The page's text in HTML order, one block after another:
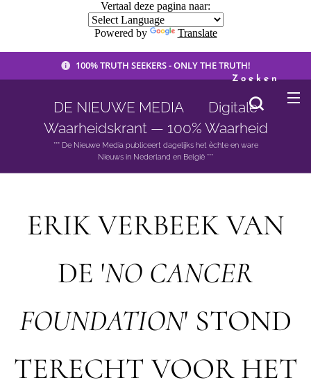
Vertaal deze pagina naar:
Powered by Translate
100% TRUTH SEEKERS - ONLY THE TRUTH!
DE NIEUWE MEDIA 🟣 Digitale
Waarheidskrant — 100% Waarheid
*** De Nieuwe Media publiceert dagelijks het èchte en ware
Nieuws in Nederland en België ***
Zoeken
ERIK VERBEEK VAN
DE 'NO CANCER
FOUNDATION' STOND
TERECHT VOOR HET